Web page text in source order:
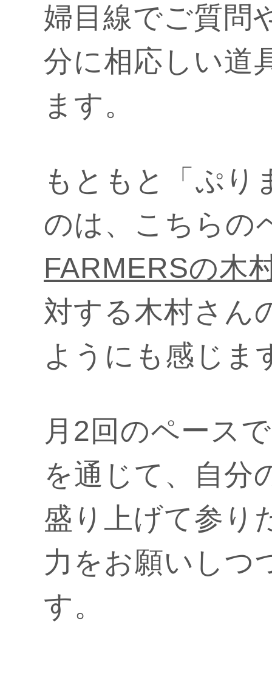
婦目線でご質問
分に相応しい道
ます。
もともと「ぷり
のは、こちらの
FARMERSの木
対する木村さん
ようにも感じま
月2回のペース
を通じて、自分
盛り上げて参り
力をお願いしつ
す。